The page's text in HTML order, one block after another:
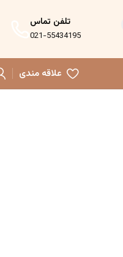
تلفن تماس
021-55434195
علاقه مندی